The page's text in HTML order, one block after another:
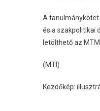
A tanulmánykötet
és a szakpolitikai
letölthető az
(MTI)
Kezdőkép: